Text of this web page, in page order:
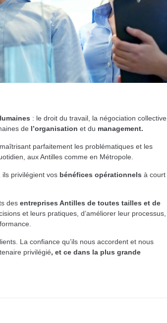
: le droit du travail, la négociation collective,
de l’organisation et du management.
maîtrisant parfaitement les problématiques et les
aux Antilles comme en Métropole.
privilégient vos bénéfices opérationnels à court
des entreprises Antilles de toutes tailles et de
et leurs pratiques, d’améliorer leur processus,
La confiance qu’ils nous accordent et nous
privilégié, et ce dans la plus grande